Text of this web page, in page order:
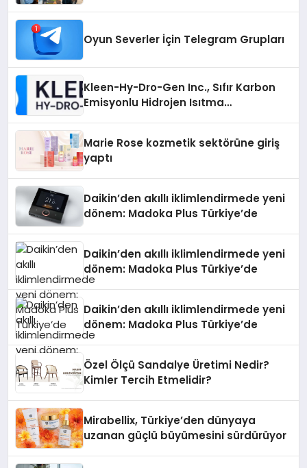
Oyun Severler İçin Telegram Grupları
Kleen-Hy-Dro-Gen Inc., Sıfır Karbon
Emisyonlu Hidrojen Isıtma
Marie Rose kozmetik sektörüne giriş
yaptı
Daikin’den akıllı iklimlendirmede yeni
dönem: Madoka Plus Türkiye’de
Daikin’den akıllı iklimlendirmede yeni
dönem: Madoka Plus Türkiye’de
Daikin’den akıllı iklimlendirmede yeni
dönem: Madoka Plus Türkiye’de
Özel Ölçü Sandalye Üretimi Nedir?
Kimler Tercih Etmelidir?
Mirabellix, Türkiye’den dünyaya
uzanan güçlü büyümesini sürdürüyor